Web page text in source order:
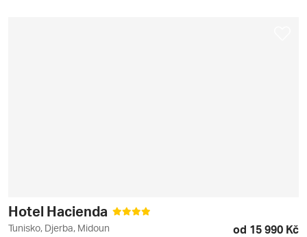
Hotel Hacienda
Tunisko, Djerba, Midoun od 15 990 Kč